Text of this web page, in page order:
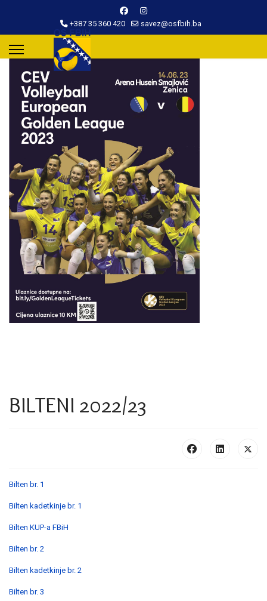
+387 35 360 420 savez@osfbih.ba
BILTENI 2022/23
Bilten br. 1
Bilten kadetkinje br. 1
Bilten KUP-a FBiH
Bilten br. 2
Bilten kadetkinje br. 2
Bilten br. 3